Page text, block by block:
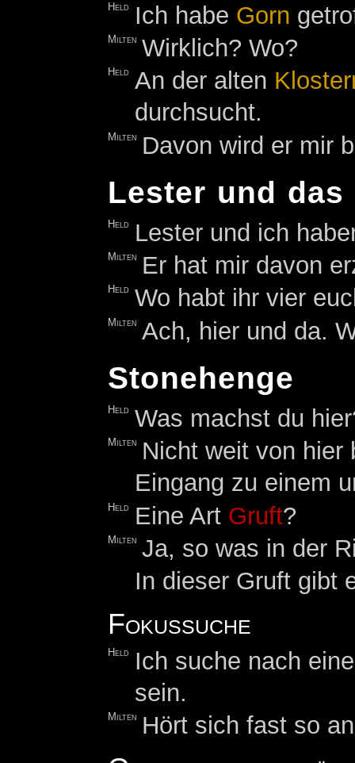
Held Ich habe Gorn
Milten Wirklich? Wo?
Held An der alten
durchsucht.
Milten Davon wird er mir
Lester und
Held Lester und ich
Milten Er hat mir davon
Held Wo habt ihr vier
Milten Ach, hier und da.
Stonehenge
Held Was machst du
Milten
Nicht weit von
Eingang zu einem
Held Eine Art Gruft?
Milten Ja, so was in der
In dieser Gruft gibt
Fokussuche
Held
Ich suche nach
sein.
Milten Hört sich fast so